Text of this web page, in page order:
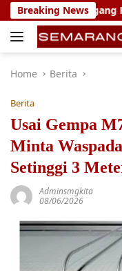
Skip
to
content
Breaking News
Magang Kerja
Home Berita
Berita
Usai Gempa
Minta
Setinggi 3
Adminsmgkita
08/06/2026